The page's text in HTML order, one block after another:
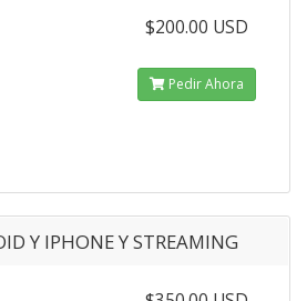
$200.00 USD
Pedir Ahora
Y IPHONE Y STREAMING